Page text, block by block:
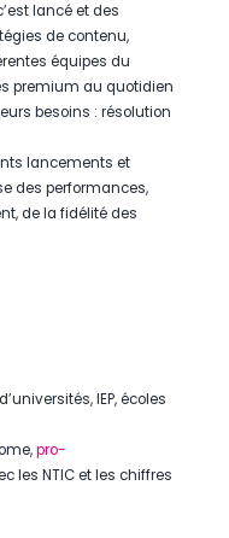
lancé et des
de contenu,
équipes du
premium au quotidien
besoins : résolution
lancements et
des performances,
de la fidélité des
IEP, écoles
pro-
les NTIC et les chiffres